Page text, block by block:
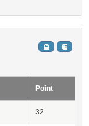
Point
32